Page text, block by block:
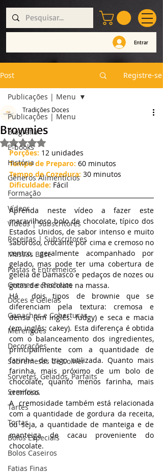
Entrar
Post Registre-se
Publicações | Menu
Biografia
E-books
História
Géneros Alimentícios
Formação
Vídeos
Vídeos | Subscritores
Receitas | Subscritores
Massas Base
Pastas e Entremeios
Cremes e Recheios
Doces e Geleias
Ganaches e Coberturas
Merengues
Decorações
Sobremesas de Colher
Sorvetes, Gelados, Parfaits
Semifrios
Tartes
Tortas
Bolos Especiais
Bolos Caseiros
Fatias Finas
Publicações | Menu
Brownies
Tradições Doces
Avaliado com NaN de 5 estrelas.
Porções: 12 unidades
Tempo de Preparo: 60 minutos
Tempo de Cozedura: 30 minutos
Dificuldade: Fácil
Aprenda neste vídeo a fazer este
maravilhoso bolo de chocolate, típico dos
Estados Unidos, de sabor intenso e muito
saboroso, crocante por cima e cremoso no
centro, geralmente acompanhado por
gelado, mas pode ter uma cobertura de
geleia de Damasco e pedaços de nozes ou
gotas de chocolate na massa.
Há  dois tipos de brownie que se
diferenciam pela textura: cremosa e
densa (em inglês: fudgy) e seca e macia
(em inglês: cakey). Esta diferença é obtida
com o balanceamento dos ingredientes,
principalmente com a quantidade de
farinha de trigo utilizada. Quanto mais
farinha, mais próximo de um bolo de
chocolate, quanto menos farinha, mais
cremoso.
A  cremosidade também está relacionada
com a quantidade de gordura da receita,
ou seja, a quantidade de manteiga e de
manteiga de cacau proveniente do
chocolate.